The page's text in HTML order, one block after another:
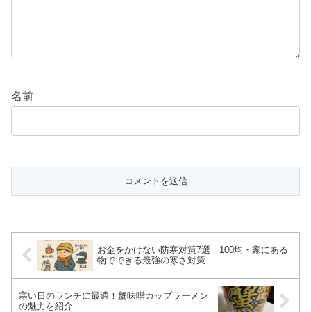
名前
お金をかけない防寒対策7選｜100均・家にある
物でできる最強の寒さ対策
寒い日のランチに最適！蟹味噌カップラーメン
の魅力を紹介